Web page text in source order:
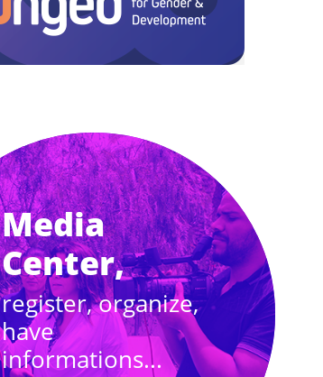
Media
Center,
register, organize,
have
informations...